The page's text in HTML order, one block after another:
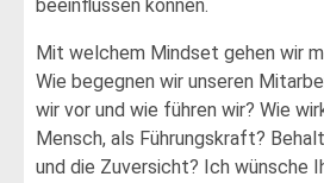
beeinflussen können.
Mit welchem Mindset gehen wir
Wie begegnen wir unseren
wir vor und wie führen wir? Wie
Mensch, als Führungskraft?
und die Zuversicht? Ich wünsche